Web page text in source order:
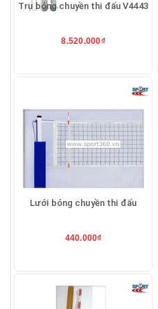
Trụ bóng chuyền thi đấu V4443
8.520.000₫
Lưới bóng chuyền thi đấu
440.000₫